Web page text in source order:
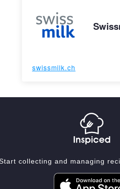
swissmilk.ch
collecting and managing